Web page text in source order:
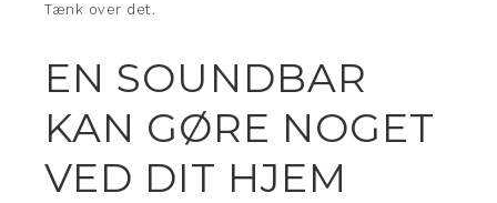
Tænk over det.
EN SOUNDBAR
KAN GØRE NOGET
VED DIT HJEM